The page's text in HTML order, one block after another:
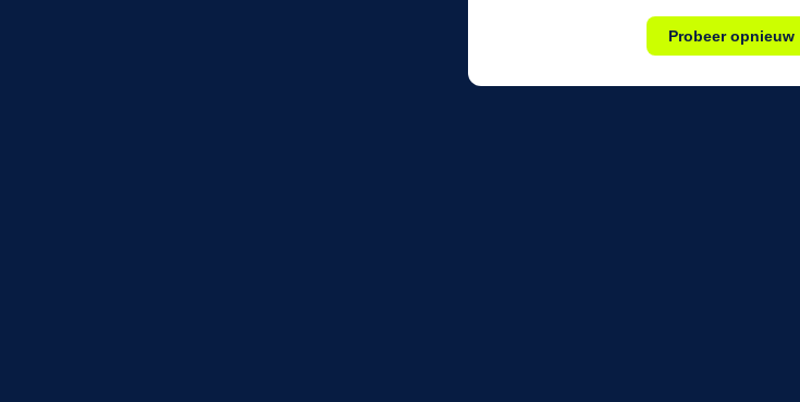
Probeer opnieuw